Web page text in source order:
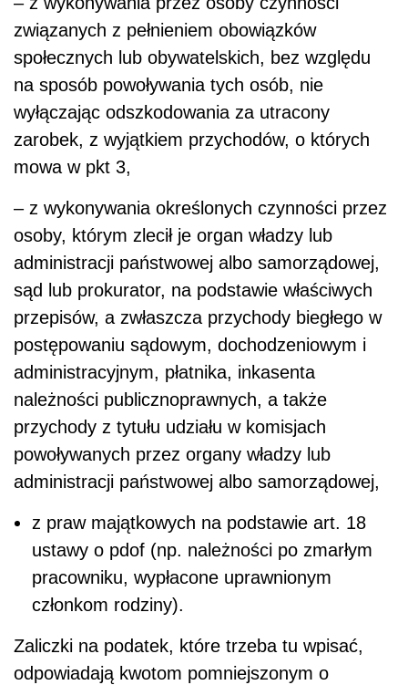
związanych z pełnieniem obowiązków
społecznych lub obywatelskich, bez względu
na sposób powoływania tych osób, nie
wyłączając odszkodowania za utracony
zarobek, z wyjątkiem przychodów, o których
mowa w pkt 3,
– z wykonywania określonych czynności przez
osoby, którym zlecił je organ władzy lub
administracji państwowej albo samorządowej,
sąd lub prokurator, na podstawie właściwych
przepisów, a zwłaszcza przychody biegłego w
postępowaniu sądowym, dochodzeniowym i
administracyjnym, płatnika, inkasenta
należności publicznoprawnych, a także
przychody z tytułu udziału w komisjach
powoływanych przez organy władzy lub
administracji państwowej albo samorządowej,
z praw majątkowych na podstawie art. 18
ustawy o pdof (np. należności po zmarłym
pracowniku, wypłacone uprawnionym
członkom rodziny).
Zaliczki na podatek, które trzeba tu wpisać,
odpowiadają kwotom pomniejszonym o